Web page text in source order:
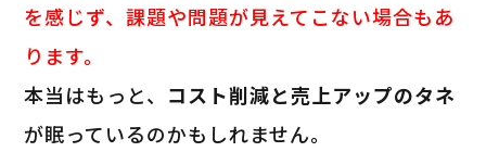
を感じず、課題や問題が見えてこない場合もあ
ります。
本当はもっと、 コスト削減と売上アップのタネ
が眠っているのかもしれません。